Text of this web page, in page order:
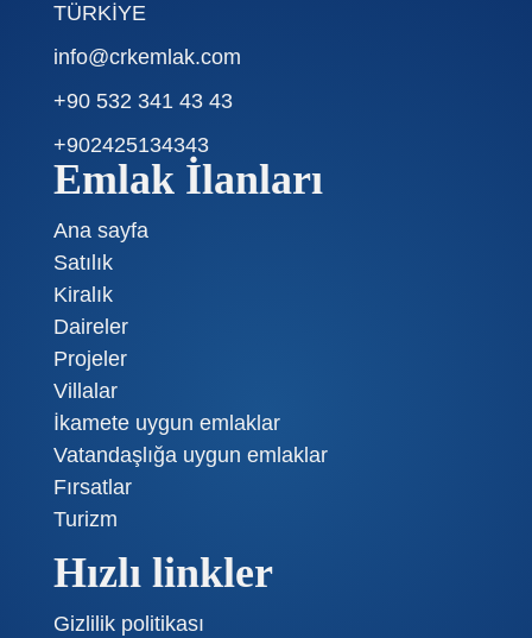
TÜRKİYE
info@crkemlak.com
+90 532 341 43 43
+902425134343
Emlak İlanları
Ana sayfa
Satılık
Kiralık
Daireler
Projeler
Villalar
İkamete uygun emlaklar
Vatandaşlığa uygun emlaklar
Fırsatlar
Turizm
Hızlı linkler
Gizlilik politikası